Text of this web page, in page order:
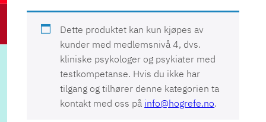
Dette produktet kan kun kjøpes av
kunder med medlemsnivå 4, dvs.
kliniske psykologer og psykiater med
testkompetanse. Hvis du ikke har
tilgang og tilhører denne kategorien ta
kontakt med oss på info@hogrefe.no.